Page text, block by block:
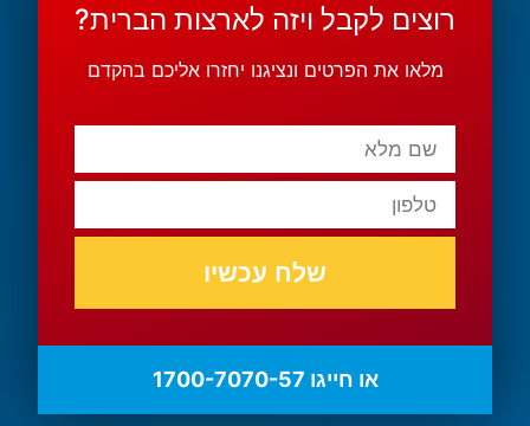
רוצים לקבל ויזה לארצות הברית?
מלאו את הפרטים ונציגנו יחזרו אליכם בהקדם
שלח עכשיו
או חייגו 1700-7070-57